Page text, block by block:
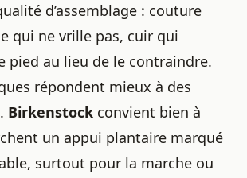
d’assemblage : couture
qui ne vrille pas, cuir qui
pied au lieu de le contraindre.
répondent mieux à des
Birkenstock convient bien à
un appui plantaire marqué
surtout pour la marche ou